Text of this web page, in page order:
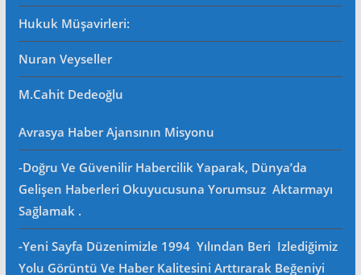
Hukuk Müşavirleri:
Nuran Veyseller
M.Cahit Dedeoğlu
Avrasya Haber Ajansının Misyonu
-Doğru Ve Güvenilir Habercilik Yaparak, Dünya’da
Gelişen Haberleri Okuyucusuna Yorumsuz Aktarmayı
Sağlamak .
-Yeni Sayfa Düzenimizle 1994 Yılından Beri Izlediğimiz
Yolu Görüntü Ve Haber Kalitesini Arttırarak Beğeniyi